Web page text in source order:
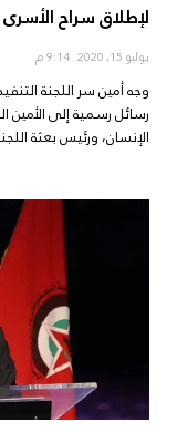
لإطلاق سراح
يوليو 15, 2020
وجه أمين سر اللجنة
رسائل رسمية إلى الأمين
الإنسان، ورئيس بعثة